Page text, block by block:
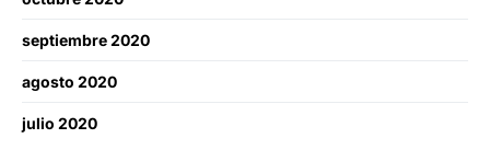
septiembre 2020
agosto 2020
julio 2020